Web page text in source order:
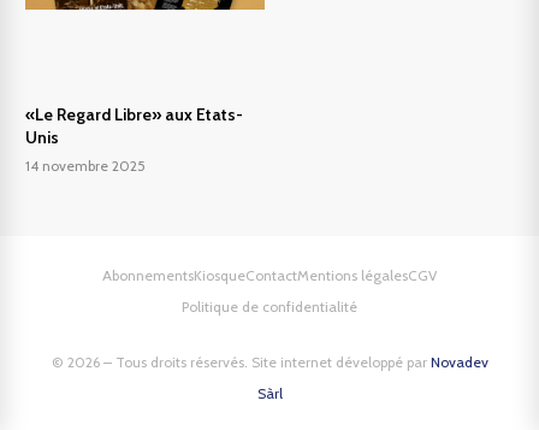
«Le Regard Libre» aux Etats-
Unis
14 novembre 2025
© 2026 – Tous droits réservés. Site internet développé par Novadev
Sàrl
AbonnementsKiosqueContactMentions légalesCGV
Politique de confidentialité